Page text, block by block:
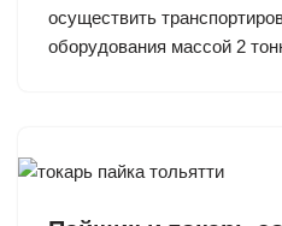
осуществить
оборудования массой 2